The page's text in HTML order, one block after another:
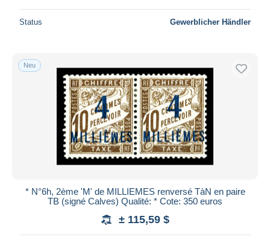
Status Gewerblicher Händler
Neu
* N°6h, 2ème 'M' de MILLIEMES renversé TàN en paire
TB (signé Calves) Qualité: * Cote: 350 euros
± 115,59 $